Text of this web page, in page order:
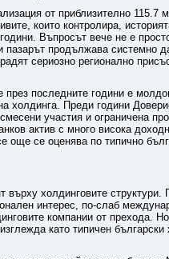
от приблизително 115.7
които контролира,
Въпросът вече не е
пазарът продължава системно
сериозно регионално
последните години е
холдинга. Преди години
участия и ограничена
актив с много висока
още се оценява по типично
върху холдинговите структури.
интерес, по-слаб
компании от прехода.
като типичен български